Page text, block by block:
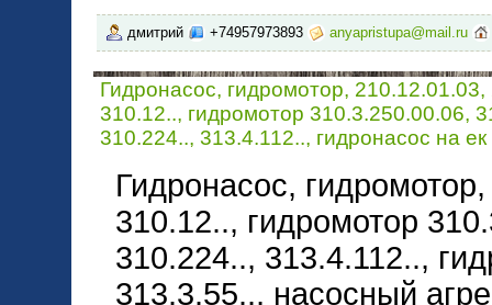
дмитрий +74957973893 anyapristupa@mail.ru
Гидронасос, гидромотор, 210.12.01.03,
310.12.., гидромотор 310.3.250.00.06,
310.224.., 313.4.112.., гидронасос на ек
Гидронасос,
310.12.., гидромотор
310.224.., 313.4.112..,
313.3.55.., насосный